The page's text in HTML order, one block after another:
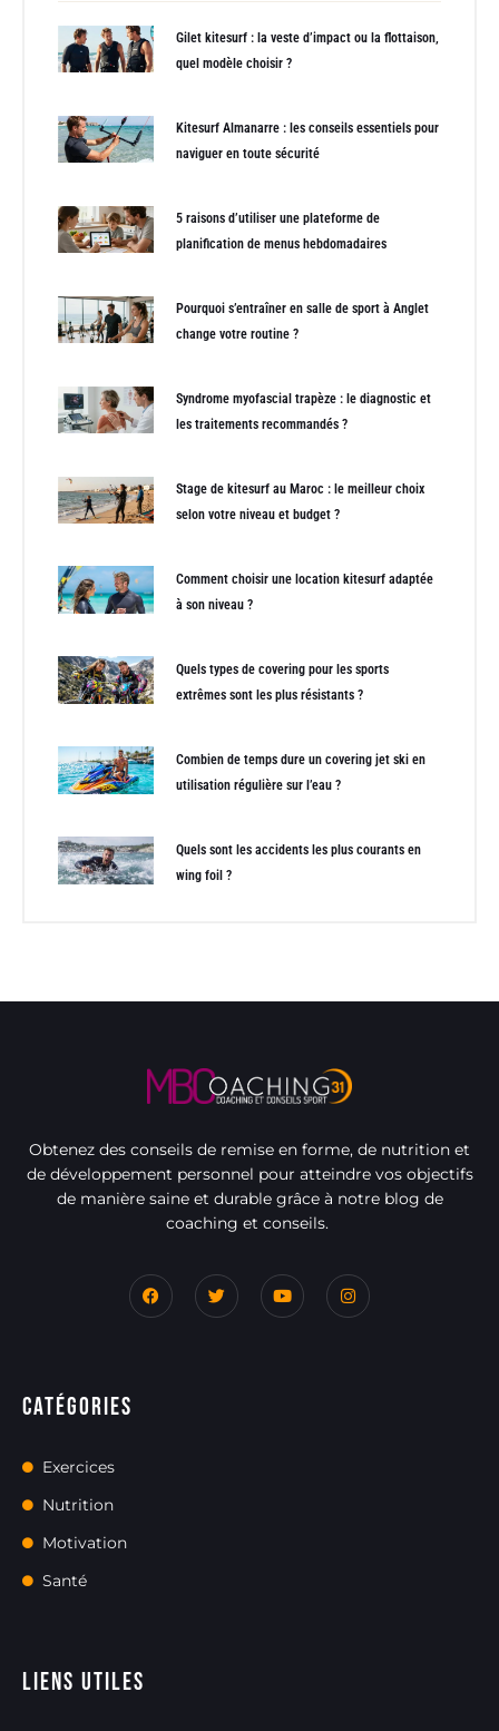
Gilet kitesurf : la veste d’impact ou la flottaison,
quel modèle choisir ?
Kitesurf Almanarre : les conseils essentiels pour
naviguer en toute sécurité
5 raisons d’utiliser une plateforme de
planification de menus hebdomadaires
Pourquoi s’entraîner en salle de sport à Anglet
change votre routine ?
Syndrome myofascial trapèze : le diagnostic et
les traitements recommandés ?
Stage de kitesurf au Maroc : le meilleur choix
selon votre niveau et budget ?
Comment choisir une location kitesurf adaptée
à son niveau ?
Quels types de covering pour les sports
extrêmes sont les plus résistants ?
Combien de temps dure un covering jet ski en
utilisation régulière sur l’eau ?
Quels sont les accidents les plus courants en
wing foil ?
Obtenez des conseils de remise en forme, de nutrition et
de développement personnel pour atteindre vos objectifs
de manière saine et durable grâce à notre blog de
coaching et conseils.
Catégories
Exercices
Nutrition
Motivation
Santé
Liens utiles